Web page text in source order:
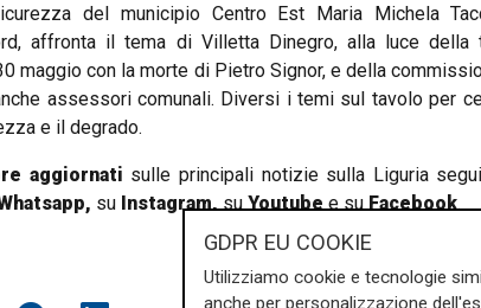
e
o
del municipio Centro Est Maria Michela
affronta il tema di Villetta Dinegro, alla luce della
maggio con la morte di Pietro Signor, e della
assessori comunali. Diversi i temi sul tavolo per
e il degrado.
aggiornati sulle principali notizie sulla Liguria
su Instagram,suYoutubee suFacebook.
GDPR EU COOKIE
Utilizziamo cookie e tecnologie
anche per personalizzazione